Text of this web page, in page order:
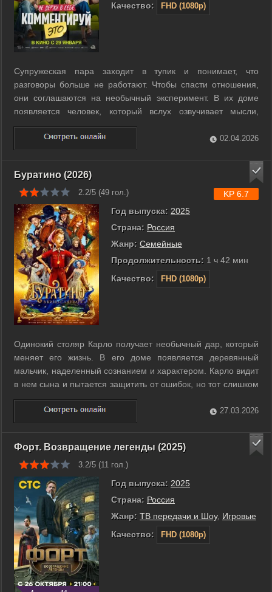
Качество:
FHD (1080p)
Супружеская пара заходит в тупик и понимает, что
разговоры больше не работают. Чтобы спасти отношения,
они соглашаются на необычный эксперимент. В их доме
появляется человек, который вслух озвучивает мысли,
сомнения и скрытые реакции каждого из них. Ничто больше
нельзя спрятать за паузами и привычным молчанием.
Обычные бытовые сцены превращаются в ...
02.04.2026
Буратино (2026)
2.2/5 (49 гол.)
Год выпуска: 2025
Страна: Россия
Жанр: Семейные
Продолжительность: 1 ч 42 мин
Качество:
FHD (1080p)
KP 6.7
Одинокий столяр Карло получает необычный дар, который
меняет его жизнь. В его доме появляется деревянный
мальчик, наделенный сознанием и характером. Карло видит
в нем сына и пытается защитить от ошибок, но тот слишком
рано сталкивается с внешним миром и его правилами.
Стремление к свободе уводит мальчика далеко от дома. Он
попадает в театр, ...
27.03.2026
Форт. Возвращение легенды (2025)
3.2/5 (11 гол.)
Год выпуска: 2025
Страна: Россия
Жанр: ТВ передачи и Шоу, Игровые
Качество:
FHD (1080p)